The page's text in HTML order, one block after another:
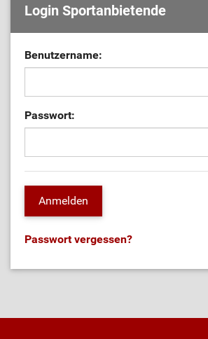
Login Sportanbietende
Benutzername:
Passwort:
Passwort vergessen?